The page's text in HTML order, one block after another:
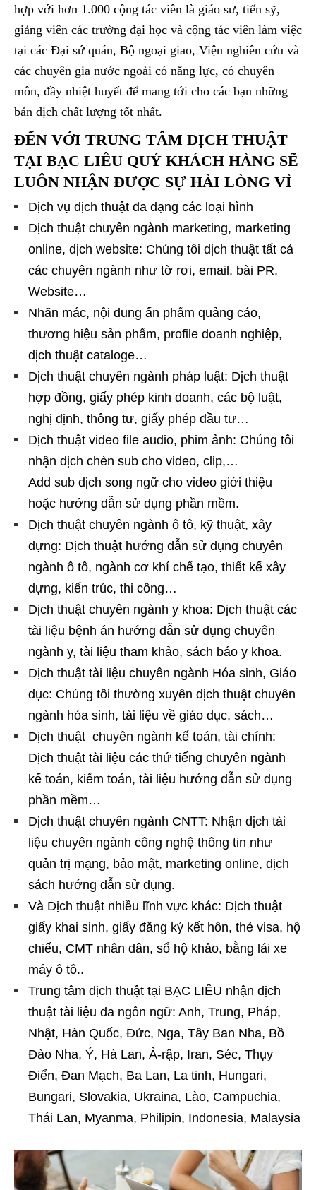
hợp với hơn 1.000 cộng tác viên là giáo sư, tiến sỹ,
giảng viên các trường đại học và cộng tác viên làm việc
tại các Đại sứ quán, Bộ ngoại giao, Viện nghiên cứu và
các chuyên gia nước ngoài có năng lực, có chuyên
môn, đầy nhiệt huyết để mang tới cho các bạn những
bản dịch chất lượng tốt nhất.
ĐẾN VỚI TRUNG TÂM DỊCH THUẬT
TẠI BẠC LIÊU QUÝ KHÁCH HÀNG SẼ
LUÔN NHẬN ĐƯỢC SỰ HÀI LÒNG VÌ
Dịch vụ dịch thuật đa dạng các loại hình
Dịch thuật chuyên ngành marketing, marketing
online, dịch website: Chúng tôi dịch thuật tất cả
các chuyên ngành như tờ rơi, email, bài PR,
Website…
Nhãn mác, nội dung ấn phẩm quảng cáo,
thương hiệu sản phẩm, profile doanh nghiệp,
dịch thuật cataloge…
Dịch thuật chuyên ngành pháp luật: Dịch thuật
hợp đồng, giấy phép kinh doanh, các bộ luật,
nghị định, thông tư, giấy phép đầu tư…
Dịch thuật video file audio, phim ảnh: Chúng tôi
nhận dịch chèn sub cho video, clip,…
Add sub dịch song ngữ cho video giới thiệu
hoặc hướng dẫn sử dụng phần mềm.
Dịch thuật chuyên ngành ô tô, kỹ thuật, xây
dựng: Dịch thuật hướng dẫn sử dụng chuyên
ngành ô tô, ngành cơ khí chế tạo, thiết kế xây
dựng, kiến trúc, thi công…
Dịch thuật chuyên ngành y khoa: Dịch thuật các
tài liệu bệnh án hướng dẫn sử dụng chuyên
ngành y, tài liệu tham khảo, sách báo y khoa.
Dịch thuật tài liệu chuyên ngành Hóa sinh, Giáo
dục: Chúng tôi thường xuyên dịch thuật chuyên
ngành hóa sinh, tài liệu về giáo dục, sách…
Dịch thuật chuyên ngành kế toán, tài chính:
Dịch thuật tài liệu các thứ tiếng chuyên ngành
kế toán, kiểm toán, tài liệu hướng dẫn sử dụng
phần mềm…
Dịch thuật chuyên ngành CNTT: Nhận dịch tài
liệu chuyên ngành công nghệ thông tin như
quản trị mạng, bảo mật, marketing online, dịch
sách hướng dẫn sử dụng.
Và Dịch thuật nhiều lĩnh vực khác: Dịch thuật
giấy khai sinh, giấy đăng ký kết hôn, thẻ visa, hộ
chiếu, CMT nhân dân, sổ hộ khảo, bằng lái xe
máy ô tô..
Trung tâm dịch thuật tại BẠC LIÊU nhận dịch
thuật tài liệu đa ngôn ngữ: Anh, Trung, Pháp,
Nhật, Hàn Quốc, Đức, Nga, Tây Ban Nha, Bồ
Đào Nha, Ý, Hà Lan, Ả-rập, Iran, Séc, Thụy
Điển, Đan Mạch, Ba Lan, La tinh, Hungari,
Bungari, Slovakia, Ukraina, Lào, Campuchia,
Thái Lan, Myanma, Philipin, Indonesia, Malaysia